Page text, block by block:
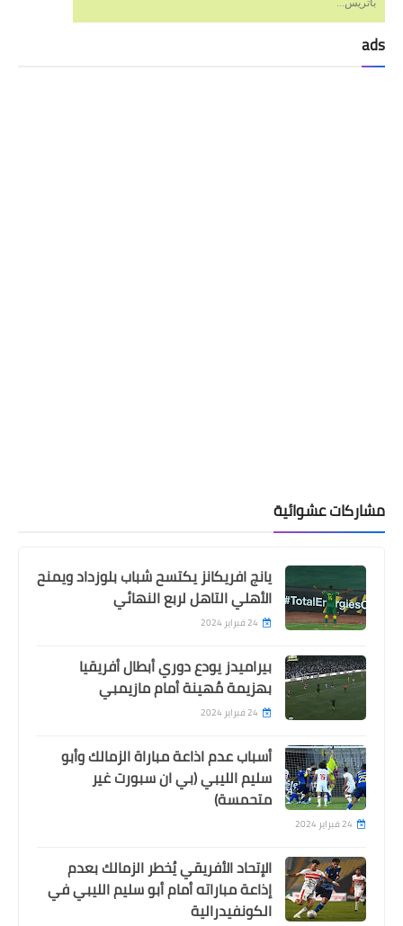
باتريس...
ads
مشاركات عشوائية
يانج افريكانز يكتسح شباب بلوزداد ويمنح
الأهلي التاهل لربع النهائي
24 فبراير 2024
بيراميدز يودع دوري أبطال أفريقيا
بهزيمة مُهينة أمام مازيمبي
24 فبراير 2024
أسباب عدم اذاعة مباراة الزمالك وأبو
سليم الليبي (بي ان سبورت غير
متحمسة)
24 فبراير 2024
الإتحاد الأفريقي يُخطر الزمالك بعدم
إذاعة مباراته أمام أبو سليم الليبي في
الكونفيدرالية